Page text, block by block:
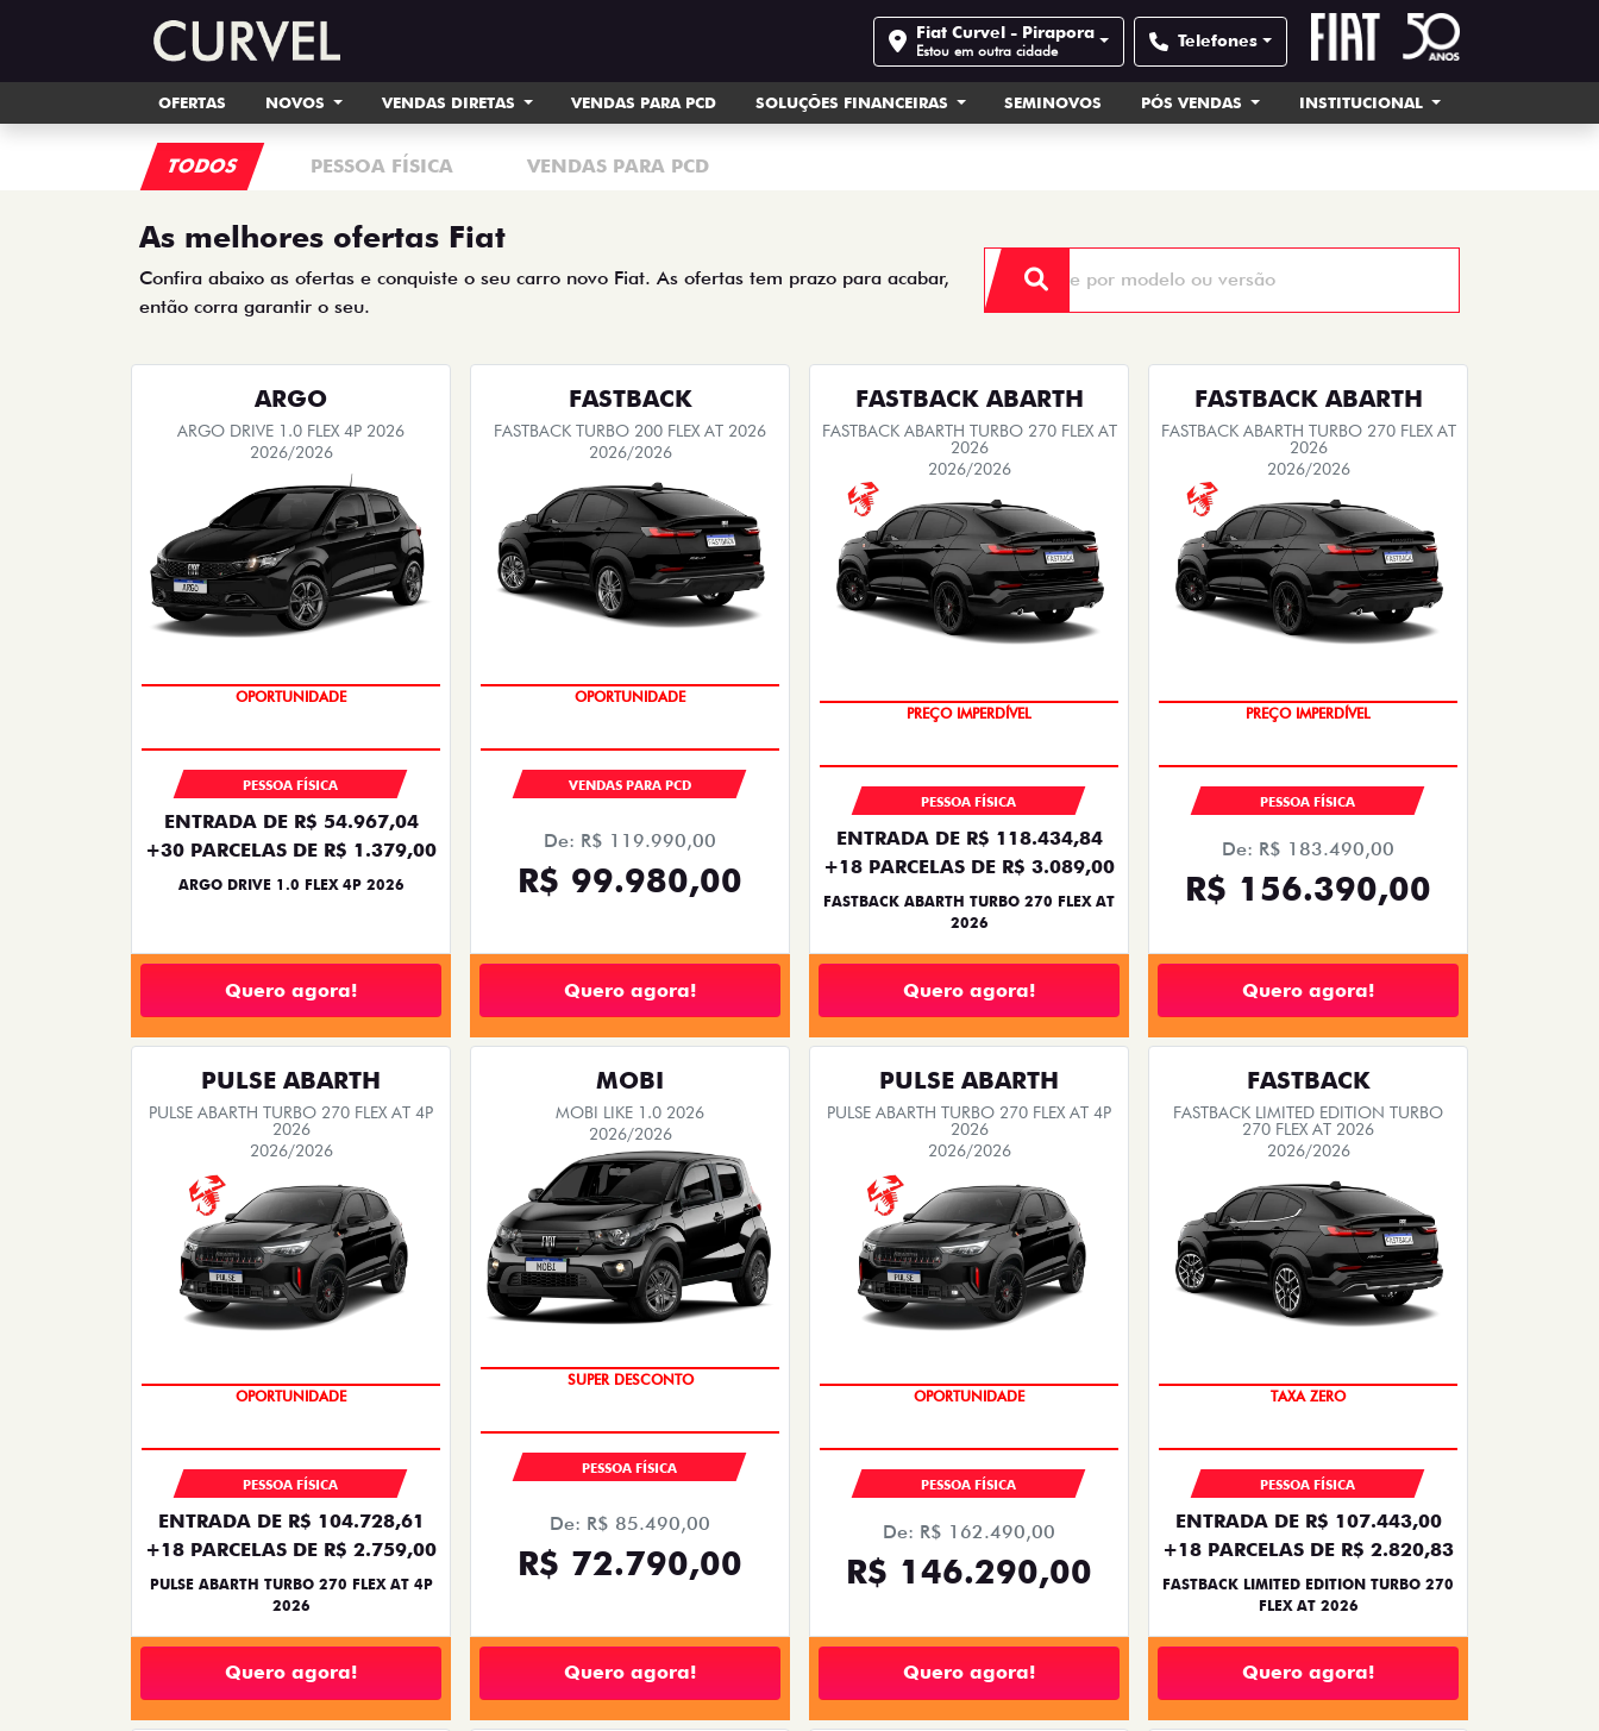
Fiat Curvel - Pirapora
Estou em outra cidade Telefones
OFERTAS NOVOS VENDAS DIRETAS VENDAS PARA PCD SOLUÇÕES FINANCEIRAS SEMINOVOS PÓS VENDAS INSTITUCIONAL
TODOS PESSOA FÍSICA VENDAS PARA PCD
As melhores ofertas Fiat
Confira abaixo as ofertas e conquiste o seu carro novo Fiat. As ofertas tem prazo para acabar,
então corra garantir o seu.
ARGO
ARGO DRIVE 1.0 FLEX 4P 2026
2026/2026
OPORTUNIDADE
PESSOA FÍSICA
ENTRADA DE R$ 54.967,04
+30 PARCELAS DE R$ 1.379,00
ARGO DRIVE 1.0 FLEX 4P 2026
Quero agora!
FASTBACK
FASTBACK TURBO 200 FLEX AT 2026
2026/2026
OPORTUNIDADE
VENDAS PARA PCD
De: R$ 119.990,00
R$ 99.980,00
Quero agora!
FASTBACK ABARTH
FASTBACK ABARTH TURBO 270 FLEX AT
2026
2026/2026
PREÇO IMPERDÍVEL
PESSOA FÍSICA
ENTRADA DE R$ 118.434,84
+18 PARCELAS DE R$ 3.089,00
FASTBACK ABARTH TURBO 270 FLEX AT
2026
Quero agora!
FASTBACK ABARTH
FASTBACK ABARTH TURBO 270 FLEX AT
2026
2026/2026
PREÇO IMPERDÍVEL
PESSOA FÍSICA
De: R$ 183.490,00
R$ 156.390,00
Quero agora!
PULSE ABARTH
PULSE ABARTH TURBO 270 FLEX AT 4P
2026
2026/2026
OPORTUNIDADE
PESSOA FÍSICA
ENTRADA DE R$ 104.728,61
+18 PARCELAS DE R$ 2.759,00
PULSE ABARTH TURBO 270 FLEX AT 4P
2026
Quero agora!
MOBI
MOBI LIKE 1.0 2026
2026/2026
SUPER DESCONTO
PESSOA FÍSICA
De: R$ 85.490,00
R$ 72.790,00
Quero agora!
PULSE ABARTH
PULSE ABARTH TURBO 270 FLEX AT 4P
2026
2026/2026
OPORTUNIDADE
PESSOA FÍSICA
De: R$ 162.490,00
R$ 146.290,00
Quero agora!
FASTBACK
FASTBACK LIMITED EDITION TURBO
270 FLEX AT 2026
2026/2026
TAXA ZERO
PESSOA FÍSICA
ENTRADA DE R$ 107.443,00
+18 PARCELAS DE R$ 2.820,83
FASTBACK LIMITED EDITION TURBO 270
FLEX AT 2026
Quero agora!